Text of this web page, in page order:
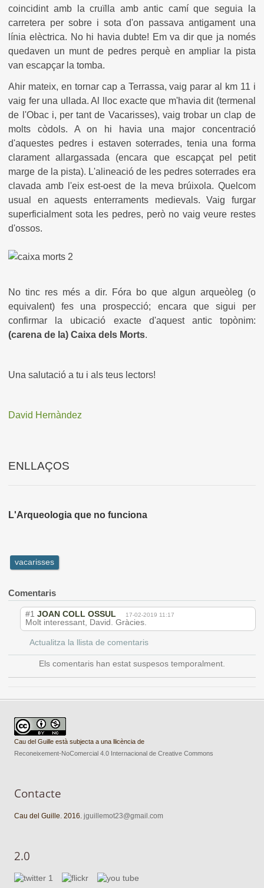
coincidint amb la cruïlla amb antic camí que seguia la
carretera per sobre i sota d'on passava antigament una
línia elèctrica. No hi havia dubte! Em va dir que ja només
quedaven un munt de pedres perquè en ampliar la pista
van escapçar la tomba.
Ahir mateix, en tornar cap a Terrassa, vaig parar al km 11 i
vaig fer una ullada. Al lloc exacte que m'havia dit (termenal
de l'Obac i, per tant de Vacarisses), vaig trobar un clap de
molts còdols. A on hi havia una major concentració
d'aquestes pedres i estaven soterrades, tenia una forma
clarament allargassada (encara que escapçat pel petit
marge de la pista). L'alineació de les pedres soterrades era
clavada amb l'eix est-oest de la meva brúixola. Quelcom
usual en aquests enterraments medievals. Vaig furgar
superficialment sota les pedres, però no vaig veure restes
d'ossos.
No tinc res més a dir. Fóra bo que algun arqueòleg (o
equivalent) fes una prospecció; encara que sigui per
confirmar la ubicació exacte d'aquest antic topònim:
(carena de la) Caixa dels Morts.
Una salutació a tu i als teus lectors!
David Hernàndez
ENLLAÇOS
L'Arqueologia que no funciona
vacarisses
Comentaris
#1 JOAN COLL OSSUL 17-02-2019 11:17
Molt interessant, David. Gràcies.
Actualitza la llista de comentaris
Els comentaris han estat suspesos temporalment.
Cau del Guille està subjecta a una llicència de
Reconeixement-NoComercial 4.0 Internacional de Creative Commons
Contacte
Cau del Guille. 2016.jguillemot23@gmail.com
2.0